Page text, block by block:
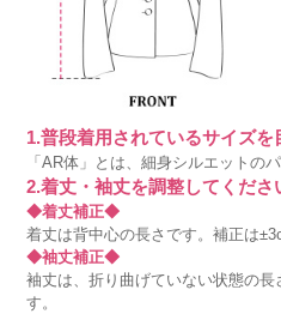
1.普段着用されているサイズを
「AR体」とは、細身シルエットの
2.着丈・袖丈を調整してくださ
◆着丈補正◆
着丈は背中心の長さです。補正は
◆袖丈補正◆
袖丈は、折り曲げていない状態の
す。